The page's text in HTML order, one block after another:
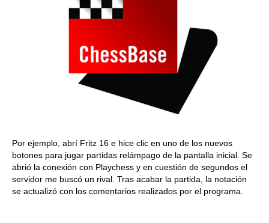
Por ejemplo, abrí Fritz 16 e hice clic en uno de los nuevos
botones para jugar partidas relámpago de la pantalla inicial. Se
abrió la conexión con Playchess y en cuestión de segundos el
servidor me buscó un rival. Tras acabar la partida, la notación
se actualizó con los comentarios realizados por el programa.